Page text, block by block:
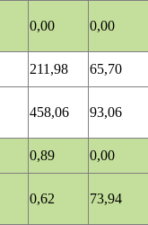
0,00 0,00
211,98
65,70
458,06 93,06
0,89
0,00
0,62 73,94